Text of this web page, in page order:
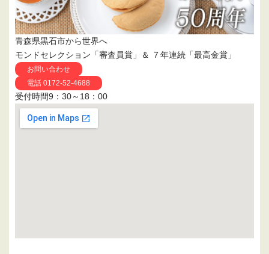
青森県黒石市から世界へ
モンドセレクション「審査員賞」＆ ７年連続「最高金賞」
お問い合わせ
電話 0172-52-4688
受付時間9：30～18：00